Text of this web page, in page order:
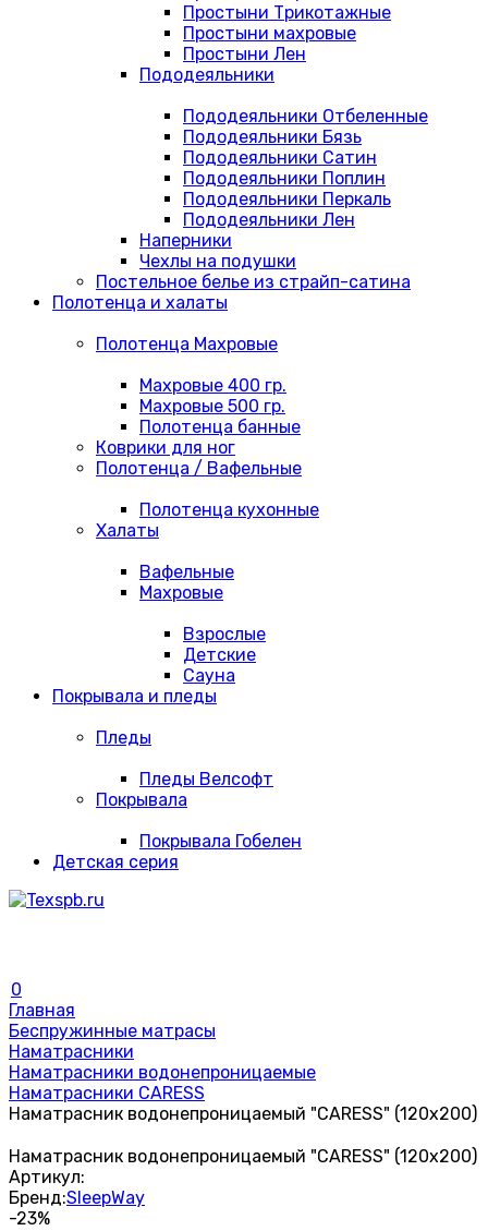
Простыни Трикотажные
Простыни махровые
Простыни Лен
Пододеяльники
Пододеяльники Отбеленные
Пододеяльники Бязь
Пододеяльники Сатин
Пододеяльники Поплин
Пододеяльники Перкаль
Пододеяльники Лен
Наперники
Чехлы на подушки
Постельное белье из страйп-сатина
Полотенца и халаты
Полотенца Махровые
Махровые 400 гр.
Махровые 500 гр.
Полотенца банные
Коврики для ног
Полотенца / Вафельные
Полотенца кухонные
Халаты
Вафельные
Махровые
Взрослые
Детские
Сауна
Покрывала и пледы
Пледы
Пледы Велсофт
Покрывала
Покрывала Гобелен
Детская серия
0
Главная
Беспружинные матрасы
Наматрасники
Наматрасники водонепроницаемые
Наматрасники CARESS
Наматрасник водонепроницаемый "CARESS" (120x200)
Наматрасник водонепроницаемый "CARESS" (120x200)
Артикул:
Бренд:SleepWay
-23%